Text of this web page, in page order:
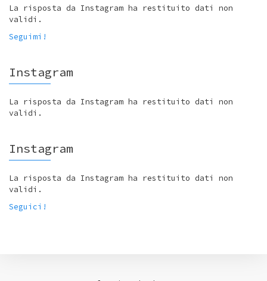
La risposta da Instagram ha restituito dati non
validi.
Seguimi!
Instagram
La risposta da Instagram ha restituito dati non
validi.
Instagram
La risposta da Instagram ha restituito dati non
validi.
Seguici!